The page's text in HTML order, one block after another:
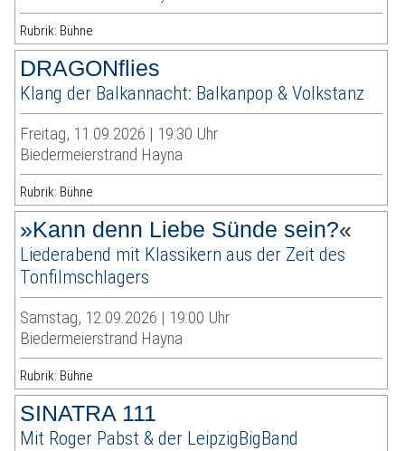
Rubrik: Bühne
DRAGONflies
Klang der Balkannacht: Balkanpop & Volkstanz
Freitag, 11.09.2026 | 19:30 Uhr
Biedermeierstrand Hayna
Rubrik: Bühne
»Kann denn Liebe Sünde sein?«
Liederabend mit Klassikern aus der Zeit des
Tonfilmschlagers
Samstag, 12.09.2026 | 19:00 Uhr
Biedermeierstrand Hayna
Rubrik: Bühne
SINATRA 111
Mit Roger Pabst & der LeipzigBigBand